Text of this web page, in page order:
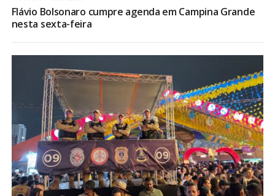
Flávio Bolsonaro cumpre agenda em Campina Grande
nesta sexta-feira